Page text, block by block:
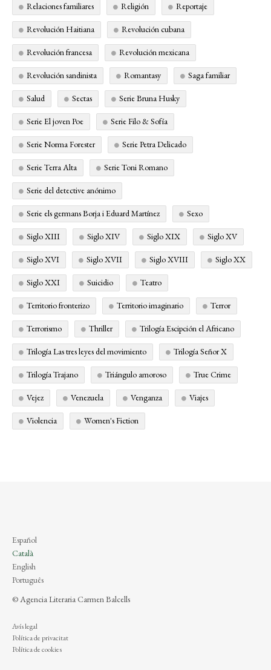
Relaciones familiares Religión Reportaje
Revolución Haitiana Revolución cubana
Revolución francesa Revolución mexicana
Revolución sandinista Romantasy Saga familiar
Salud Sectas Serie Bruna Husky
Serie El joven Poe Serie Filo & Sofía
Serie Norma Forester Serie Petra Delicado
Serie Terra Alta Serie Toni Romano
Serie del detective anónimo
Serie els germans Borja i Eduard Martínez Sexo
Siglo XIII Siglo XIV Siglo XIX Siglo XV
Siglo XVI Siglo XVII Siglo XVIII Siglo XX
Siglo XXI Suicidio Teatro
Territorio fronterizo Territorio imaginario Terror
Terrorismo Thriller Trilogía Escipción el Africano
Trilogía Las tres leyes del movimiento Trilogía Señor X
Trilogía Trajano Triángulo amoroso True Crime
Vejez Venezuela Venganza Viajes
Violencia Women's Fiction
Español
Català
English
Português
© Agencia Literaria Carmen Balcells
Avís legal
Política de privacitat
Política de cookies